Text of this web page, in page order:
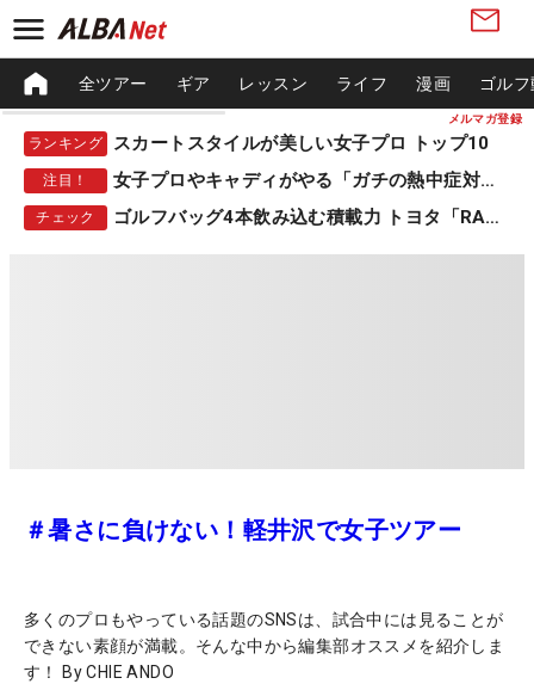
メルマガ登録
全ツアー ギア レッスン ライフ 漫画 ゴル
ランキング スカートスタイルが美しい女子プロ トップ10
注目！ 女子プロやキャディがやる「ガチの熱中症対策」
チェック ゴルフバッグ4本飲み込む積載力 トヨタ「RAV4」
＃暑さに負けない！軽井沢で女子ツアー
多くのプロもやっている話題のSNSは、試合中には見ることが
できない素顔が満載。そんな中から編集部オススメを紹介しま
す！ By CHIE ANDO